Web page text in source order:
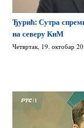
Ђурић: Сутра
на северу КиМ
Четвртак, 19. октобар